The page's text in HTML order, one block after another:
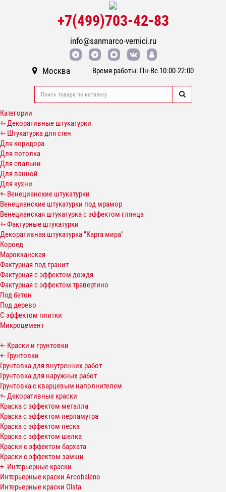
+7(499)703-42-83
info@sanmarco-vernici.ru
Москва Время работы: Пн-Вс 10:00-22:00
Категории
+-Декоративные штукатурки
+- Штукатурка для стен
Для коридора
Для потолка
Для спальни
Для ванной
Для кухни
+- Венецианские штукатурки
Венецианские штукатурки под мрамор
Венецианская штукатурка с эффектом глянца
+-Фактурные штукатурки
Декоративная штукатурка "Карта мира"
Короед
Марокканская
Фактурная под гранит
Фактурная с эффектом дождя
Фактурная с эффектом травертино
Под бетон
Под дерево
С эффектом плитки
Микроцемент
+- Краски и грунтовки
+- Грунтовки
Грунтовка для внутренних работ
Грунтовка для наружных работ
Грунтовка с кварцевым наполнителем
+-Декоративные краски
Краска с эффектом металла
Краска с эффектом перламутра
Краска с эффектом песка
Краска с эффектом шелка
Краски с эффектом бархата
Краски с эффектом замши
+- Интерьерные краски
Интерьерные краски Arcobaleno
Интерьерные краски Olsta